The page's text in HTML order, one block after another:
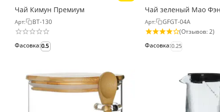
Чай Кимун Премиум
Арт: BT-130
Фасовка:0.5
Чай зеленый Мао Фэн
Арт:
GFGT-04A
(Отзывов: 2)
Фасовка:0.25